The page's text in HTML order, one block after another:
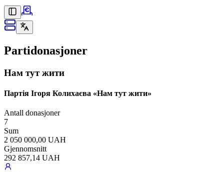
Partidonasjoner
Нам тут жити
Партія Ігоря Колихаєва «Нам тут жити»
Antall donasjoner
7
Sum
2 050 000,00 UAH
Gjennomsnitt
292 857,14 UAH